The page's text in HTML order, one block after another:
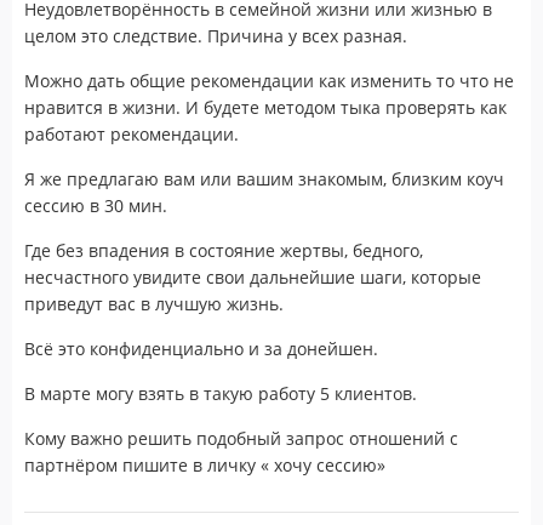
Неудовлетворённость в семейной жизни или жизнью в
целом это следствие. Причина у всех разная.
Можно дать общие рекомендации как изменить то что не
нравится в жизни. И будете методом тыка проверять как
работают рекомендации.
Я же предлагаю вам или вашим знакомым, близким коуч
сессию в 30 мин.
Где без впадения в состояние жертвы, бедного,
несчастного увидите свои дальнейшие шаги, которые
приведут вас в лучшую жизнь.
Всё это конфиденциально и за донейшен.
В марте могу взять в такую работу 5 клиентов.
Кому важно решить подобный запрос отношений с
партнёром пишите в личку « хочу сессию»